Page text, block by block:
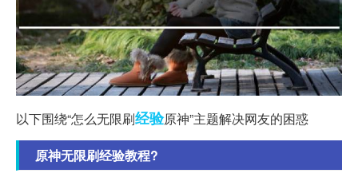
以下围绕“怎么无限刷经验原神”主题解决网友的困惑
原神无限刷经验教程?